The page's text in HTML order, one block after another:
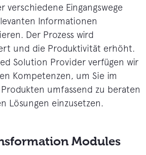
verschiedene Eingangswege
Informationen
Der Prozess wird
und die Produktivität erhöht.
Solution Provider verfügen wir
Kompetenzen, um Sie im
umfassend zu beraten
Lösungen einzusetzen.
Modules